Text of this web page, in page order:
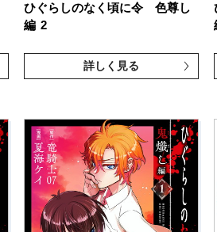
ひぐらしのなく頃に令 色尊し
編 2
詳しく見る